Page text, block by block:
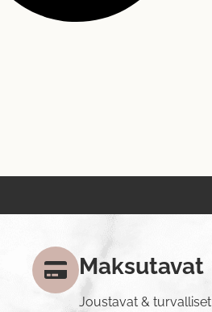
Maksutavat
Joustavat & turvalliset